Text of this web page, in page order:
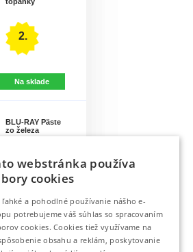
2.
Na sklade
BLU-RAY Päste
zo železa
3.
Do 4 dní.
webstránka používa
cookies
ľahké a pohodlné používanie nášho e-
potrebujeme váš súhlas so spracovaním
cookies. Cookies tiež využívame na
obsahu a reklám, poskytovanie